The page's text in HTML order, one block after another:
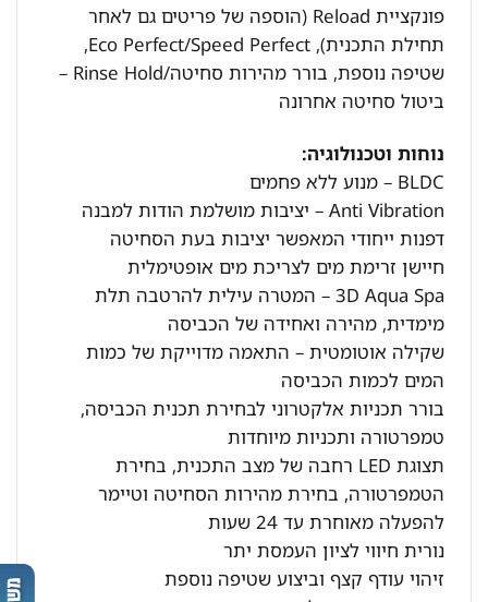
פונקציית Reload (הוספה של פריטים גם לאחר
תחילת התכנית), Eco Perfect/Speed Perfect,
שטיפה נוספת, בורר מהירות סחיטה/Rinse Hold –
ביטול סחיטה אחרונה
נוחות וטכנולוגיה:
BLDC – מנוע ללא פחמים
Anti Vibration – יציבות מושלמת הודות למבנה
דפנות ייחודי המאפשר יציבות בעת הסחיטה
חיישן זרימת מים לצריכת מים אופטימלית
3D Aqua Spa – המטרה עילית להרטבה תלת
מימדית, מהירה ואחידה של הכביסה
שקילה אוטומטית – התאמה מדוייקת של כמות
המים לכמות הכביסה
בורר תכניות אלקטרוני לבחירת תכנית הכביסה,
טמפרטורה ותכניות מיוחדות
תצוגת LED רחבה של מצב התכנית, בחירת
הטמפרטורה, בחירת מהירות הסחיטה וטיימר
להפעלה מאוחרת עד 24 שעות
נורית חיווי לציון העמסת יתר
זיהוי עודף קצף וביצוע שטיפה נוספת